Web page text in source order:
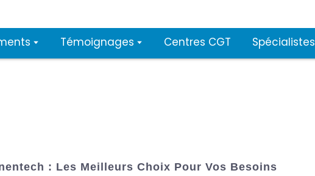
Témoignages Centres CGT Spécialistes
: Les Meilleurs Choix Pour Vos Besoins